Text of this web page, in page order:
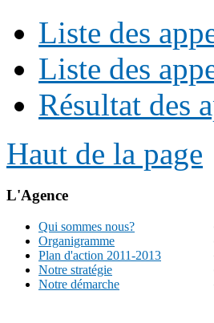
Liste des
Liste des
Résultat des
Haut de la page
L'Agence
Qui sommes nous?
Organigramme
Plan d'action 2011-2013
Notre stratégie
Notre démarche